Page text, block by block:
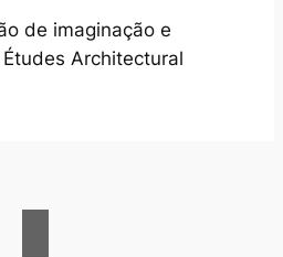
de imaginação e
Architectural